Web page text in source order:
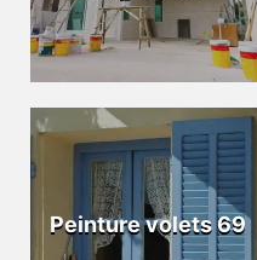
Peinture volets 69